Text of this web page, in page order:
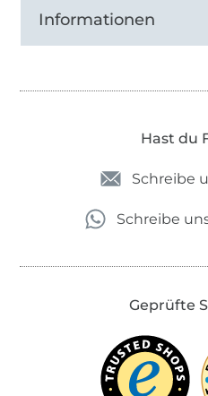
Informationen
Hast du
Schreibe
Schreibe
Geprüfte